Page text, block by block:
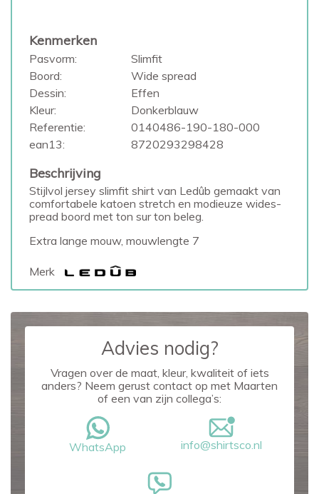
Kenmerken
Pasvorm:
Slimfit
Boord:
Wide spread
Dessin:
Effen
Kleur:
Donkerblauw
Referentie:
0140486-190-180-000
ean13:
8720293298428
Beschrijving
Stijlvol jersey slimfit shirt van Ledûb gemaakt van
comfortabele katoen stretch en modieuze wides-
pread boord met ton sur ton beleg.
Extra lange mouw, mouwlengte 7
Merk
Advies nodig?
Vragen over de maat, kleur, kwaliteit of iets
anders? Neem gerust contact op met Maarten
of een van zijn collega’s:
WhatsApp info@shirtsco.nl